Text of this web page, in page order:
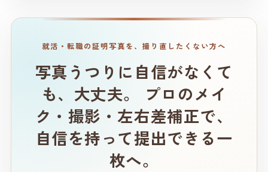
就活・転職の証明写真を、撮り直したくない方へ
写真うつりに自信がなくて
も、大丈夫。
プロのメイ
ク・撮影・左右差補正で、
自信を持って提出できる一
枚へ。